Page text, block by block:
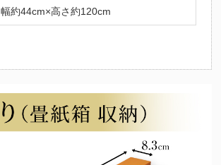
幅約44cm×高さ約120cm